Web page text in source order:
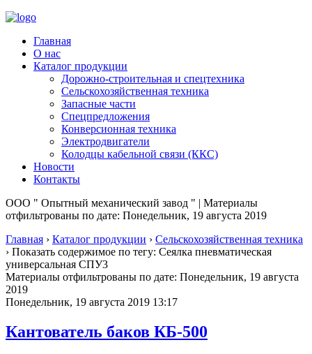
Главная
О нас
Каталог продукции
Дорожно-строительная и спецтехника
Сельскохозяйственная техника
Запасные части
Спецпредложения
Конверсионная техника
Электродвигатели
Колодцы кабельной связи (ККС)
Новости
Контакты
ООО " Опытный механический завод " | Материалы
отфильтрованы по дате: Понедельник, 19 августа 2019
Главная › Каталог продукции › Сельскохозяйственная техника
› Показать содержимое по тегу: Сеялка пневматическая
универсальная СПУ3
Материалы отфильтрованы по дате: Понедельник, 19 августа
2019
Понедельник, 19 августа 2019 13:17
Кантователь баков КБ-500